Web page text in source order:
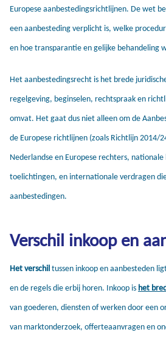
Europese aanbestedingsrichtlijnen. De wet
een aanbesteding verplicht is, welke
en hoe transparantie en gelijke behandeling
Het aanbestedingsrecht is het brede
regelgeving, beginselen, rechtspraak en
omvat. Het gaat dus niet alleen om de
de Europese richtlijnen (zoals Richtlijn 2014/
Nederlandse en Europese rechters, nationale
toelichtingen, en internationale verdragen
aanbestedingen.
Verschil inkoop en
Het verschiltussen inkoop en aanbesteden
en de regels die erbij horen. Inkoop is het
van goederen, diensten of werken door een
van marktonderzoek, offerteaanvragen en